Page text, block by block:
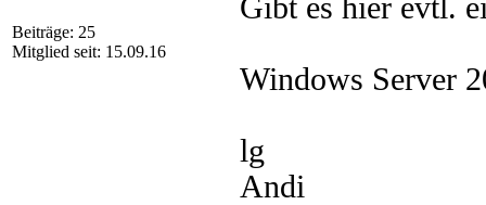
Beiträge: 25
Mitglied seit: 15.09.16
Gibt es hier evtl.
Windows Server
lg
Andi